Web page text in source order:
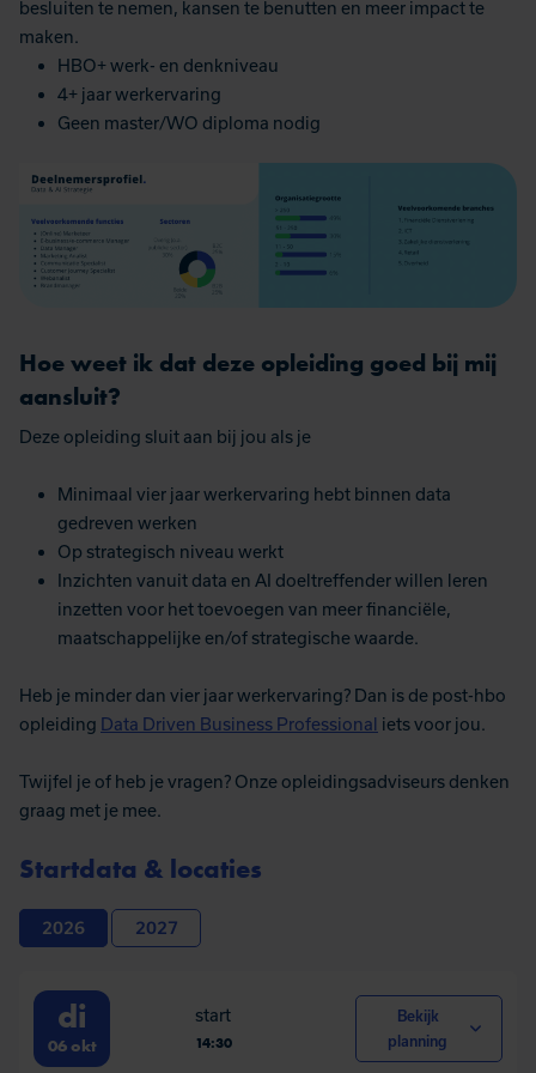
besluiten te nemen, kansen te benutten en meer impact te
maken.
HBO+ werk- en denkniveau
4+ jaar werkervaring
Geen master/WO diploma nodig
Hoe weet ik dat deze opleiding goed bij mij
aansluit?
Deze opleiding sluit aan bij jou als je
Minimaal vier jaar werkervaring hebt binnen data
gedreven werken
Op strategisch niveau werkt
Inzichten vanuit data en AI doeltreffender willen leren
inzetten voor het toevoegen van meer financiële,
maatschappelijke en/of strategische waarde.
Heb je minder dan vier jaar werkervaring? Dan is de post-hbo
opleiding Data Driven Business Professional iets voor jou.
Twijfel je of heb je vragen? Onze opleidingsadviseurs denken
graag met je mee.
Startdata & locaties
2026 2027
di
06 okt
start
14:30
Bekijk
planning